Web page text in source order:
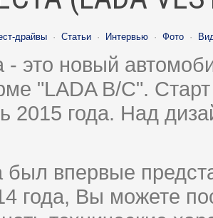
драйвы · Статьи · Интервью · Фото ·
- это новый
"LADA B/C".
2015 года. Над
был впервые
года, Вы можете